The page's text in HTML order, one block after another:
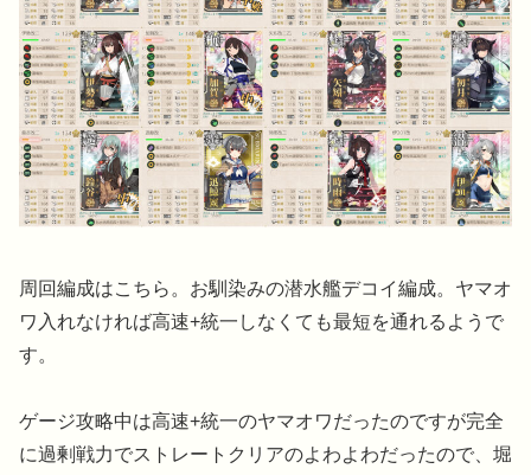
周回編成はこちら。お馴染みの潜水艦デコイ編成。ヤマオ
ワ入れなければ高速+統一しなくても最短を通れるようで
す。
ゲージ攻略中は高速+統一のヤマオワだったのですが完全
に過剰戦力でストレートクリアのよわよわだったので、堀